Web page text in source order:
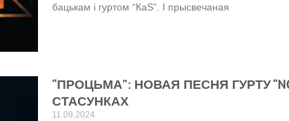
бацькам і гуртом “КаS”. І прысвечаная
“ПРОЦЬМА”: НОВАЯ ПЕСНЯ ГУРТУ
СТАСУНКАХ
11.09.2024